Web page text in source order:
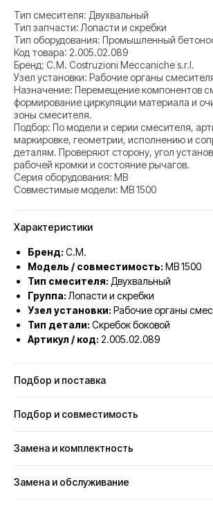
Тип смесителя: Двухвальный
Тип запчасти: Лопасти и скребки
Тип оборудования: Промышленный
Код товара: 2.005.02.089
Бренд: C.M. Costruzioni Meccaniche s.r.l.
Узел установки: Рабочие органы
Назначение: Перемещение компонентов
формирование циркуляции материала и
зоны смесителя.
Подбор: По модели и серии смесителя,
маркировке, геометрии, исполнению и
деталям. Проверяют сторону, угол
рабочей кромки и состояние рычагов.
Серия оборудования: MB
Совместимые модели: MB 1500
Характеристики
Бренд: C.M.
Модель / совместимость: MB 1500
Тип смесителя: Двухвальный
Группа: Лопасти и скребки
Узел установки: Рабочие органы
Тип детали: Скребок боковой
Артикул / код: 2.005.02.089
Подбор и поставка
Подбор и совместимость
Замена и комплектность
Замена и обслуживание